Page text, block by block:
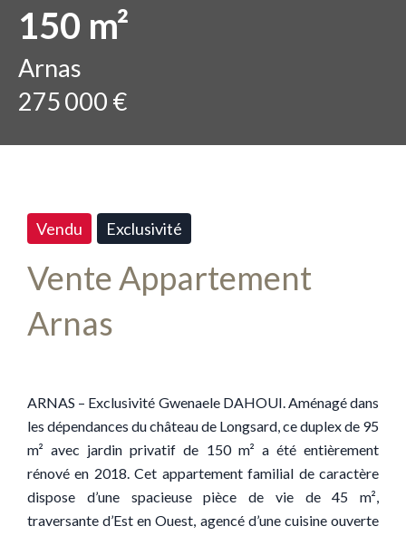
150 m²
Arnas
275 000 €
Vendu Exclusivité
Vente Appartement
Arnas
ARNAS – Exclusivité Gwenaele DAHOUI. Aménagé dans
les dépendances du château de Longsard, ce duplex de 95
m² avec jardin privatif de 150 m² a été entièrement
rénové en 2018. Cet appartement familial de caractère
dispose d’une spacieuse pièce de vie de 45 m²,
traversante d’Est en Ouest, agencé d’une cuisine ouverte